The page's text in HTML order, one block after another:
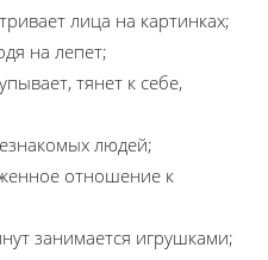
лица на картинках;
на лепет;
тянет к себе,
людей;
отношение к
занимается игрушками;